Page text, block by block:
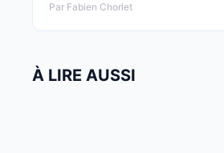
Par Fabien Chorlet
À LIRE AUSSI